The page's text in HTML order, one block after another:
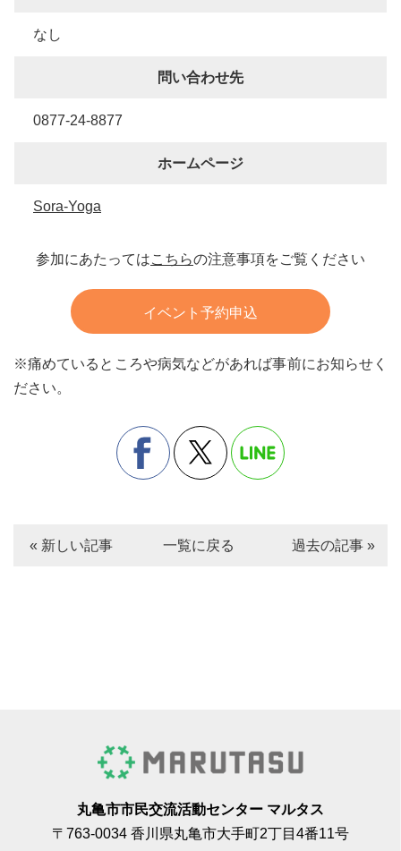
なし
問い合わせ先
0877-24-8877
ホームページ
Sora-Yoga
参加にあたってはこちらの注意事項をご覧ください
イベント予約申込
※痛めているところや病気などがあれば事前にお知らせく
ださい。
« 新しい記事 一覧に戻る 過去の記事 »
丸亀市市民交流活動センター マルタス
〒763-0034 香川県丸亀市大手町2丁目4番11号